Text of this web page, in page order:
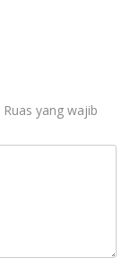
Ruas yang wajib